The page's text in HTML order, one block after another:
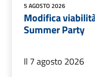
5 AGOSTO 2026
Modifica
Summer Party
Il 7 agosto 2026